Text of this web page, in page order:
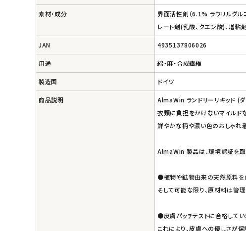
ナチュラムーン
エコリュクス
エコメイト
ナチュラプラス
素材・成分
界面活性剤（6.1% ラウリルグル
レート剤(乳酸、クエン酸)、増
JAN 4935137806026
用途 綿・麻・合成繊維
製造国 ドイツ
商品説明
AlmaWin ランドリーリキッド (
衣類に負担をかけないマイルド
鮮やかな柄や濃い色のおしゃれ
AlmaWin 製品は、環境認証を
●植物や鉱物由来の天然原料を
そして可能な限り、原材料は管
●皮膚パッチテストに合格してい
これにより、皮膚への優しさが保